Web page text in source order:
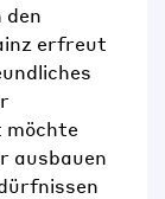
erfreut
möchte
ausbauen